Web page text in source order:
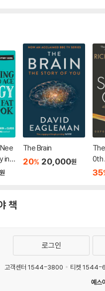
in
원
The Brain
20% 20,000원
0th
ion
35
책
로그인
고객센터 1544-3800 티켓 1544-
예스